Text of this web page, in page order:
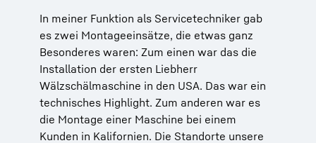
In meiner Funktion als Servicetechniker gab
es zwei Montageeinsätze, die etwas ganz
Besonderes waren: Zum einen war das die
Installation der ersten Liebherr
Wälzschälmaschine in den USA. Das war ein
technisches Highlight. Zum anderen war es
die Montage einer Maschine bei einem
Kunden in Kalifornien. Die Standorte unsere